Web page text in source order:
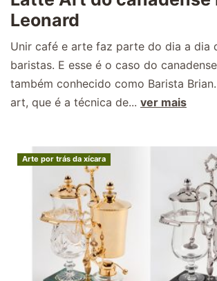
Leonard
Unir café e arte faz parte do dia a dia
baristas. E esse é o caso do
também conhecido como Barista
art, que é a técnica de... ver mais
Arte por trás da xícara